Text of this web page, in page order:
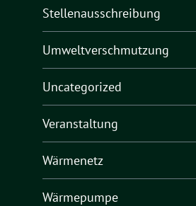
Stellenausschreibung
Umweltverschmutzung
Uncategorized
Veranstaltung
Wärmenetz
Wärmepumpe